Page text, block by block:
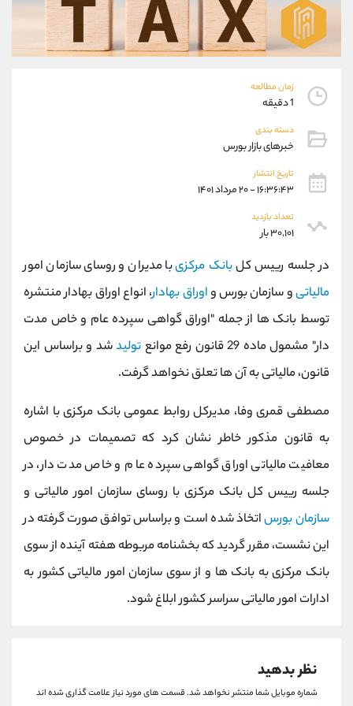
زمان مطالعه
1 دقیقه
دسته بندی
خبرهای بازار بورس
تاریخ انتشار
۱۶:۳۶:۴۳ - ۲۰ مرداد ۱۴۰۱
تعداد بازدید
۳۰,۱۰۱ بار
در جلسه رییس کلبانک مرکزیبا مدیران و روسای سازمان امور
مالیاتیو سازمان بورس واوراق بهادار، انواع اوراق بهادار منتشره
توسط بانک ها از جمله "اوراق گواهی سپرده عام و خاص مدت
دار" مشمول ماده 29 قانون رفع موانع
تولیدشد و براساس این
قانون، مالیاتی به آن ها تعلق نخواهد گرفت.
مصطفی قمری وفا، مدیرکل روابط عمومی بانک مرکزی با اشاره
به قانون مذکور خاطر نشان کرد که تصمیمات در خصوص
معافیت مالیاتی اوراق گواهی سپرده عام و خاص مدت دار، در
جلسه رییس کل بانک مرکزی با روسای سازمان امور مالیاتی و
سازمان بورساتخاذ شده است و براساس توافق صورت گرفته در
این نشست، مقرر گردید که بخشنامه مربوطه هفته آینده از سوی
بانک مرکزی به بانک ها و از سوی سازمان امور مالیاتی کشور به
ادارات امور مالیاتی سراسر کشور ابلاغ شود.
نظر بدهید
شماره موبایل شما منتشر نخواهد شد.قسمت های مورد نیاز علامت گذاری شده اند
09304891085
واتساپ شروع گفتگو
تلگرام @Armteam_admin_103
پشتیبان فروش
موبایل
واتساپ
تلگرام
داخلی
اطلاعات تماس
021-22021030
بدون پیش شماره 90001030
اینستاگرام @alireza.mehrabii
کانال تلگرام @alirezamehrabi_com